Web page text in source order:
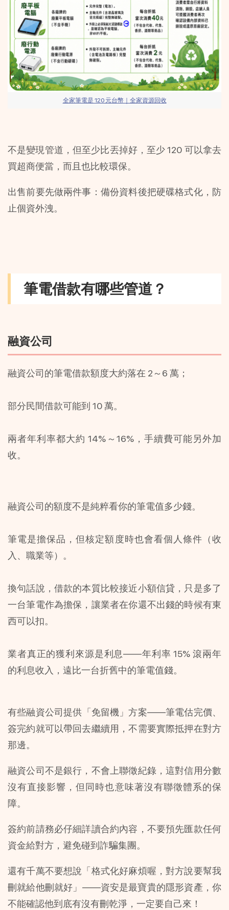
全家筆電是 120 元台幣｜全家資源回收
不是變現管道，但至少比丟掉好，至少 120 可以拿去
買超商便當，而且也比較環保。
出售前要先做兩件事：備份資料後把硬碟格式化，防
止個資外洩。
筆電借款有哪些管道？
融資公司
融資公司的筆電借款額度大約落在 2～6 萬；
部分民間借款可能到 10 萬。
兩者年利率都大約 14%～16%，手續費可能另外加
收。
融資公司的額度不是純粹看你的筆電值多少錢。
筆電是擔保品，但核定額度時也會看個人條件（收
入、職業等）。
換句話說，借款的本質比較接近小額信貸，只是多了
一台筆電作為擔保，讓業者在你還不出錢的時候有東
西可以扣。
業者真正的獲利來源是利息——年利率 15% 滾兩年
的利息收入，遠比一台折舊中的筆電值錢。
有些融資公司提供「免留機」方案——筆電估完價、
簽完約就可以帶回去繼續用，不需要實際抵押在對方
那邊。
融資公司不是銀行，不會上聯徵紀錄，這對信用分數
沒有直接影響，但同時也意味著沒有聯徵體系的保
障。
簽約前請務必仔細詳讀合約內容，不要預先匯款任何
資金給對方，避免碰到詐騙集團。
還有千萬不要想說「格式化好麻煩喔，對方說要幫我
刪就給他刪就好」——資安是最寶貴的隱形資產，你
不能確認他到底有沒有刪乾淨，一定要自己來！